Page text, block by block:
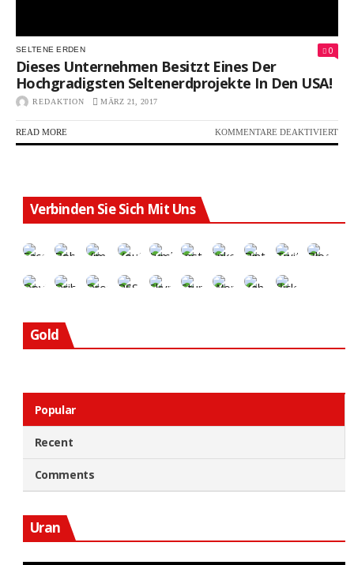
SELTENE ERDEN 0
Dieses Unternehmen Besitzt Eines Der
Hochgradigsten Seltenerdprojekte In Den USA!
REDAKTION MÄRZ 21, 2017
READ MORE KOMMENTARE DEAKTIVIERTFÜR
Verbinden Sie Sich Mit Uns
Gold
Popular
Recent
Comments
Uran